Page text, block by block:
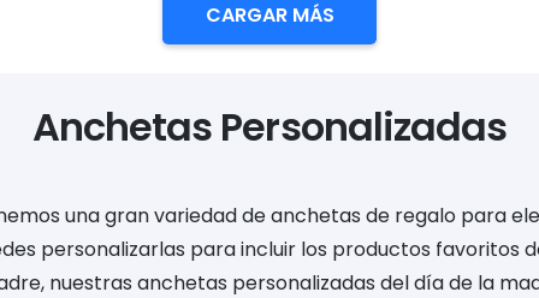
CARGAR MÁS
Anchetas Personalizadas
una gran variedad de anchetas de regalo para
personalizarlas para incluir los productos favoritos
nuestras anchetas personalizadas del día de la